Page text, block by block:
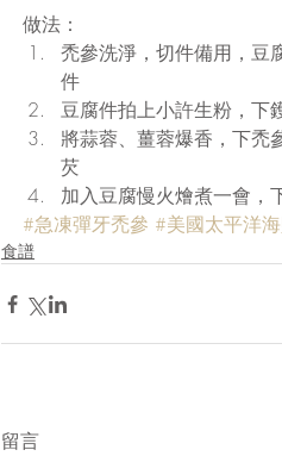
做法：
禿參洗淨，切件備用，豆
件
豆腐件拍上小許生粉，下
將蒜蓉、薑蓉爆香，下禿
芡
加入豆腐慢火燴煮一會，
#急凍彈牙禿參 #美國太平洋
食譜
留言